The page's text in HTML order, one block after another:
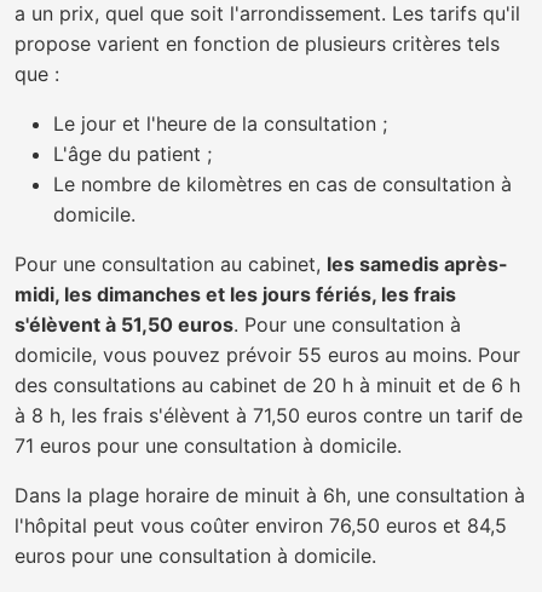
a un prix, quel que soit l'arrondissement. Les tarifs qu'il
propose varient en fonction de plusieurs critères tels
que :
Le jour et l'heure de la consultation ;
L'âge du patient ;
Le nombre de kilomètres en cas de consultation à
domicile.
Pour une consultation au cabinet, les samedis après-
midi, les dimanches et les jours fériés, les frais
s'élèvent à 51,50 euros. Pour une consultation à
domicile, vous pouvez prévoir 55 euros au moins. Pour
des consultations au cabinet de 20 h à minuit et de 6 h
à 8 h, les frais s'élèvent à 71,50 euros contre un tarif de
71 euros pour une consultation à domicile.
Dans la plage horaire de minuit à 6h, une consultation à
l'hôpital peut vous coûter environ 76,50 euros et 84,5
euros pour une consultation à domicile.